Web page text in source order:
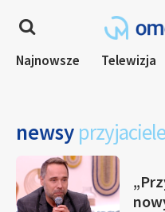
Najnowsze Telewizja
newsy